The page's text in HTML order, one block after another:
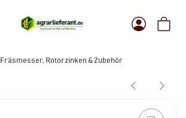
Fräsmesser, Rotorzinken & Zubehör